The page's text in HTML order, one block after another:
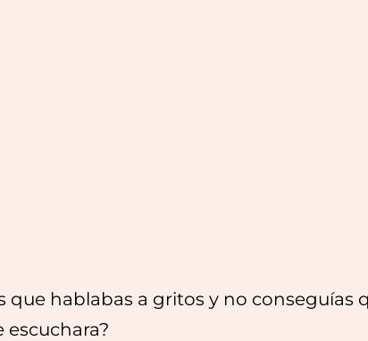
que hablabas a gritos y no conseguías
escuchara?